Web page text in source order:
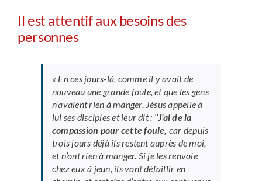
Il est attentif aux besoins des
personnes
« En ces jours-là, comme il y avait de
nouveau une grande foule, et que les gens
n’avaient rien à manger, Jésus appelle à
lui ses disciples et leur dit : ‘’J’ai de la
compassion pour cette foule car depuis
trois jours déjà ils restent auprès de moi,
et n’ont rien à manger. Si je les renvoie
chez eux à jeun, ils vont défaillir en